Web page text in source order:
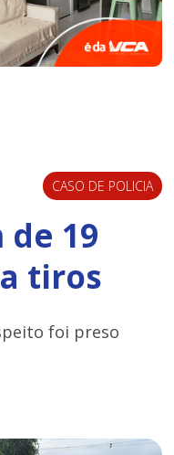
CASO DE POLICIA
de 19
tiros
foi preso